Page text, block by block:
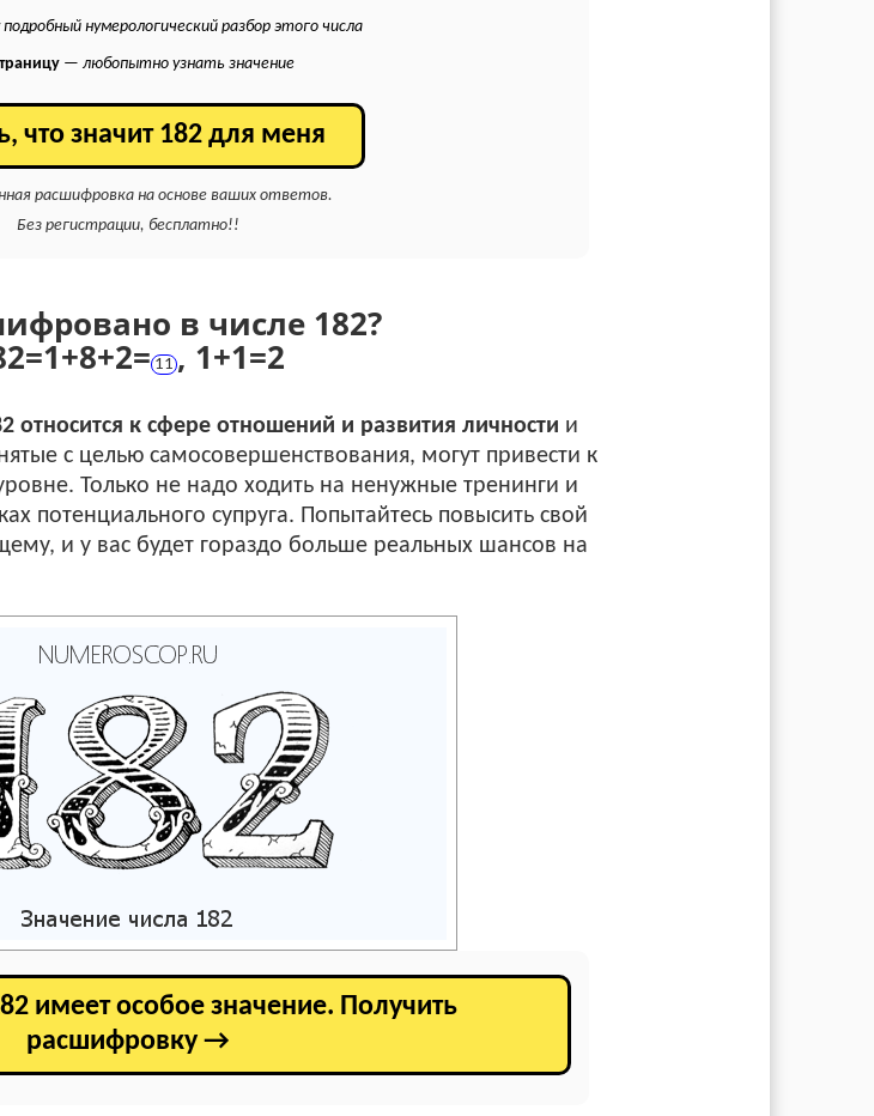
подробный нумерологический разбор этого числа
—любопытно узнать значение
что значит 182 для меня
расшифровка на основе ваших ответов.
Без регистрации, бесплатно!!
в числе 182?
=1+8+2= 11 , 1+1=2
относится к сфере отношений и развития личности и
с целью самосовершенствования, могут привести к
Только не надо ходить на ненужные тренинги и
потенциального супруга. Попытайтесь повысить свой
и у вас будет гораздо больше реальных шансов на
имеет особое значение. Получить
расшифровку →